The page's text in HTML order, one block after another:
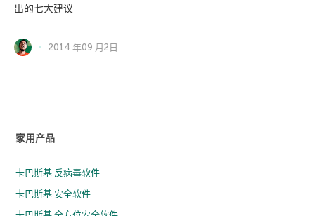
出的七大建议
2014 年09 月2日
家用产品
卡巴斯基 反病毒软件
卡巴斯基 安全软件